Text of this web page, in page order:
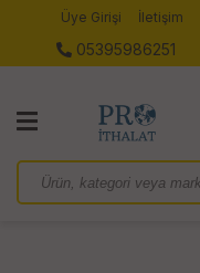
Üye Girişi İletişim
05395986251